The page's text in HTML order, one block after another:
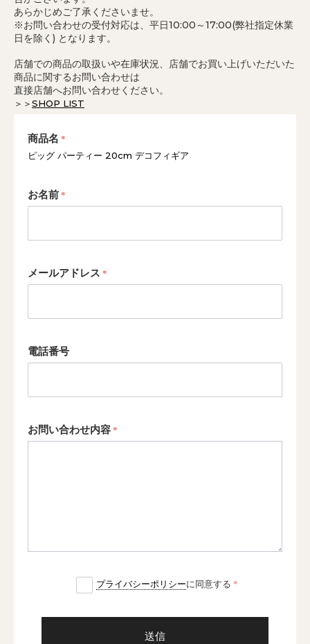
あらかじめご了承くださいませ。
※お問い合わせの受付対応は、平日10:00～17:00(弊社指定休業
日を除く) となります。
店舗での商品の取扱いや在庫状況、店舗でお買い上げいただいた
商品に関するお問い合わせは
直接店舗へお問い合わせください。
＞＞SHOP LIST
商品名
ピッグ パーティー 20cm デコフィギア
お名前
メールアドレス
電話番号
お問い合わせ内容
プライバシーポリシーに同意する
送信